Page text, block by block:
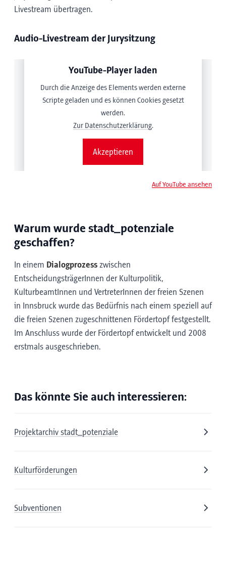
Livestream übertragen.
Audio-Livestream der Jurysitzung
YouTube-Player laden
Durch die Anzeige des Elements werden externe
Scripte geladen und es können Cookies gesetzt
werden.
Zur Datenschutzerklärung.
Akzeptieren
Auf YouTube ansehen
Warum wurde stadt_potenziale
geschaffen?
In einem Dialogprozess zwischen
EntscheidungsträgerInnen der Kulturpolitik,
KulturbeamtInnen und VertreterInnen der freien Szenen
in Innsbruck wurde das Bedürfnis nach einem speziell auf
die freien Szenen zugeschnittenen Fördertopf festgestellt.
Im Anschluss wurde der Fördertopf entwickelt und 2008
erstmals ausgeschrieben.
Das könnte Sie auch interessieren:
Projektarchiv stadt_potenziale
Kulturförderungen
Subventionen